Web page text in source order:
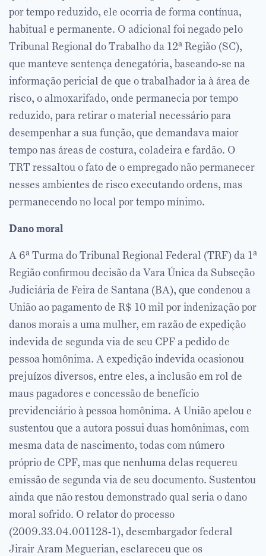
por tempo reduzido, ele ocorria de forma contínua,
habitual e permanente. O adicional foi negado pelo
Tribunal Regional do Trabalho da 12ª Região (SC),
que manteve sentença denegatória, baseando-se na
informação pericial de que o trabalhador ia à área de
risco, o almoxarifado, onde permanecia por tempo
reduzido, para retirar o material necessário para
desempenhar a sua função, que demandava maior
tempo nas áreas de costura, coladeira e fardão. O
TRT ressaltou o fato de o empregado não permanecer
nesses ambientes de risco executando ordens, mas
permanecendo no local por tempo mínimo.
Dano moral
A 6ª Turma do Tribunal Regional Federal (TRF) da 1ª
Região confirmou decisão da Vara Única da Subseção
Judiciária de Feira de Santana (BA), que condenou a
União ao pagamento de R$ 10 mil por indenização por
danos morais a uma mulher, em razão de expedição
indevida de segunda via de seu CPF a pedido de
pessoa homônima. A expedição indevida ocasionou
prejuízos diversos, entre eles, a inclusão em rol de
maus pagadores e concessão de benefício
previdenciário à pessoa homônima. A União apelou e
sustentou que a autora possui duas homônimas, com
mesma data de nascimento, todas com número
próprio de CPF, mas que nenhuma delas requereu
emissão de segunda via de seu documento. Sustentou
ainda que não restou demonstrado qual seria o dano
moral sofrido. O relator do processo
(2009.33.04.001128-1), desembargador federal
Jirair Aram Meguerian, esclareceu que os